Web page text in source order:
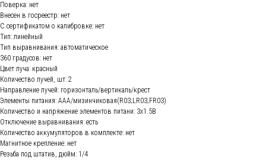
Поверка: нет
Внесен в госреестр: нет
С сертификатом о калибровке: нет
Тип: линейный
Тип выравнивания: автоматическое
360 градусов: нет
Цвет луча: красный
Количество лучей, шт: 2
Направление лучей: горизонталь/вертикаль/крест
Элементы питания: AAA/мизинчиковая(R03;LR03;FR03)
Количество и напряжение элементов питани: 3х1.5B
Отключение выравнивания: есть
Количество аккумуляторов в комплекте: нет
Магнитное крепление: нет
Резьба под штатив, дюйм: 1/4